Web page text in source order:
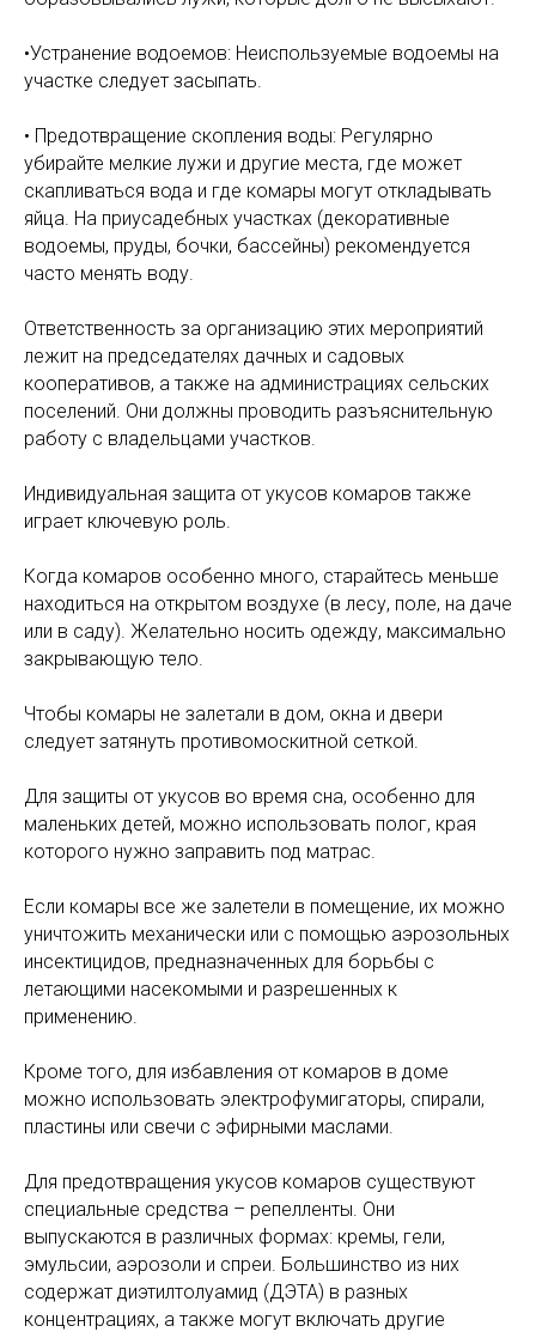
•Устранение водоемов: Неиспользуемые водоемы на
участке следует засыпать.
• Предотвращение скопления воды: Регулярно
убирайте мелкие лужи и другие места, где может
скапливаться вода и где комары могут откладывать
яйца. На приусадебных участках (декоративные
водоемы, пруды, бочки, бассейны) рекомендуется
часто менять воду.
Ответственность за организацию этих мероприятий
лежит на председателях дачных и садовых
кооперативов, а также на администрациях сельских
поселений. Они должны проводить разъяснительную
работу с владельцами участков.
Индивидуальная защита от укусов комаров также
играет ключевую роль.
Когда комаров особенно много, старайтесь меньше
находиться на открытом воздухе (в лесу, поле, на даче
или в саду). Желательно носить одежду, максимально
закрывающую тело.
Чтобы комары не залетали в дом, окна и двери
следует затянуть противомоскитной сеткой.
Для защиты от укусов во время сна, особенно для
маленьких детей, можно использовать полог, края
которого нужно заправить под матрас.
Если комары все же залетели в помещение, их можно
уничтожить механически или с помощью аэрозольных
инсектицидов, предназначенных для борьбы с
летающими насекомыми и разрешенных к
применению.
Кроме того, для избавления от комаров в доме
можно использовать электрофумигаторы, спирали,
пластины или свечи с эфирными маслами.
Для предотвращения укусов комаров существуют
специальные средства – репелленты. Они
выпускаются в различных формах: кремы, гели,
эмульсии, аэрозоли и спреи. Большинство из них
содержат диэтилтолуамид (ДЭТА) в разных
концентрациях, а также могут включать другие